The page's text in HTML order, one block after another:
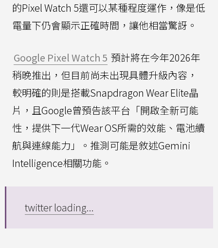
的Pixel Watch 5還可以某種程度運作，像是低
電量下仍會顯示正確時間，讓他相當驚訝。
Google Pixel Watch 5 預計將在今年2026年
稍晚推出，但目前尚未出現具體升級內容，
較明確的則是搭載Snapdragon Wear Elite晶
片，且Google曾預告該平台「開啟全新可能
性，提供下一代Wear OS所需的效能、電池續
航與連線能力」。推測可能是敘述Gemini
Intelligence相關功能。
twitter loading...